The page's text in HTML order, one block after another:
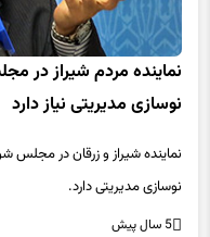
نماینده مردم شیراز در
نوسازی مدیریتی نیاز دارد
نماینده شیراز و زرقان در
نوسازی مدیریتی دارد.
5 سال پیش